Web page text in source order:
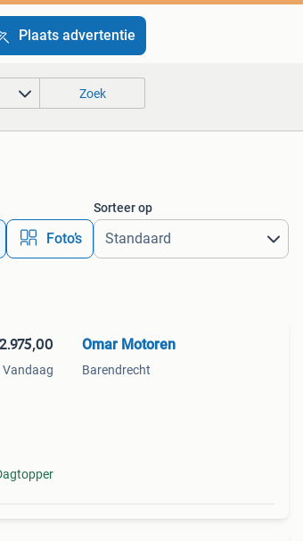
Plaats advertentie
Zoek
Foto’s
Sorteer op
Vandaag
Omar Motoren
Barendrecht